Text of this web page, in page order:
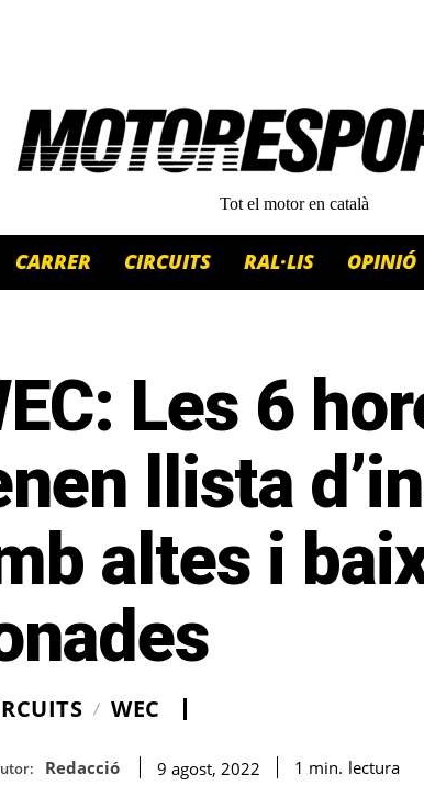
Tot el motor en català
CARRER CIRCUITS RAL·LIS OPINIÓ
Les 6
llista
altes i
WEC
Redacció 9 agost, 2022 1 min. lectura